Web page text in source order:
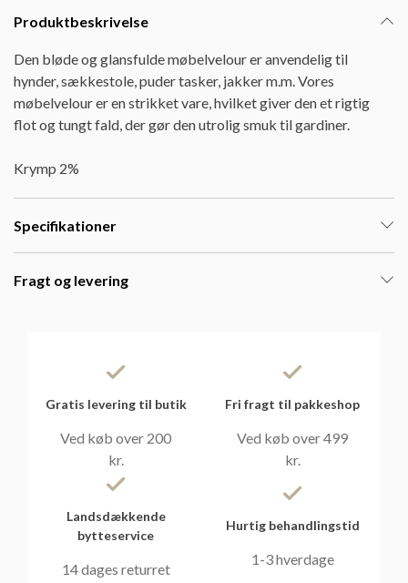
Produktbeskrivelse
Den bløde og glansfulde møbelvelour er anvendelig til
hynder, sækkestole, puder tasker, jakker m.m. Vores
møbelvelour er en strikket vare, hvilket giver den et rigtig
flot og tungt fald, der gør den utrolig smuk til gardiner.
Krymp 2%
Specifikationer
Fragt og levering
Gratis levering til butik
Ved køb over 200
kr.
Fri fragt til pakkeshop
Ved køb over 499
kr.
Landsdækkende
bytteservice
14 dages returret
Hurtig behandlingstid
1-3 hverdage